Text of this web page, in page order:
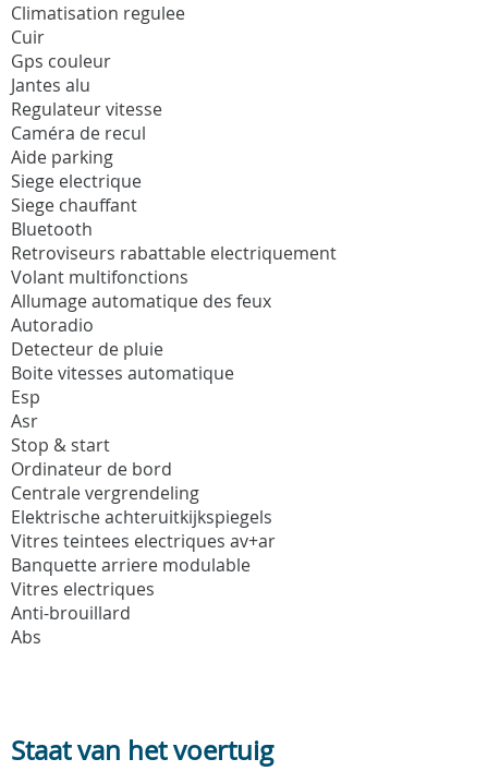
Climatisation regulee
Cuir
Gps couleur
Jantes alu
Regulateur vitesse
Caméra de recul
Aide parking
Siege electrique
Siege chauffant
Bluetooth
Retroviseurs rabattable electriquement
Volant multifonctions
Allumage automatique des feux
Autoradio
Detecteur de pluie
Boite vitesses automatique
Esp
Asr
Stop & start
Ordinateur de bord
Centrale vergrendeling
Elektrische achteruitkijkspiegels
Vitres teintees electriques av+ar
Banquette arriere modulable
Vitres electriques
Anti-brouillard
Abs
Staat van het voertuig